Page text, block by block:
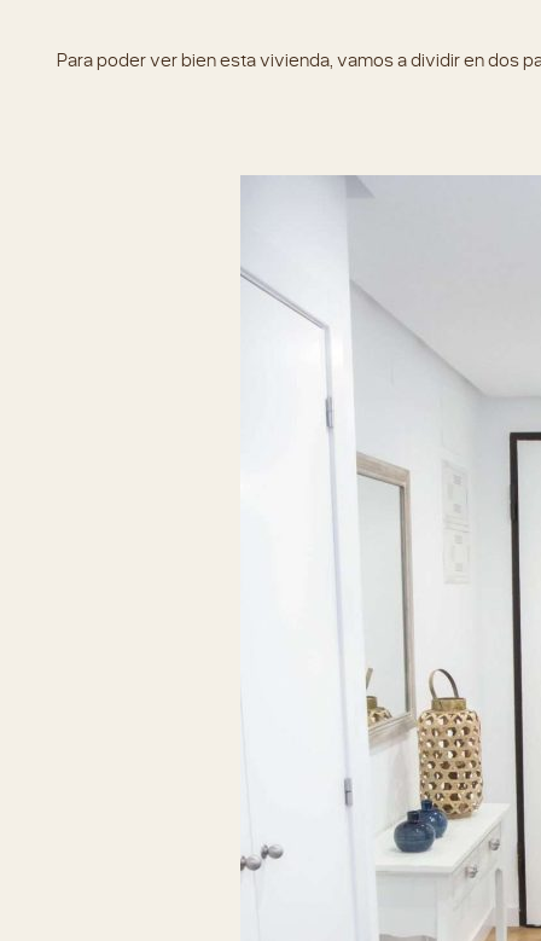
Para poder ver bien esta vivienda, vamos a dividir en dos